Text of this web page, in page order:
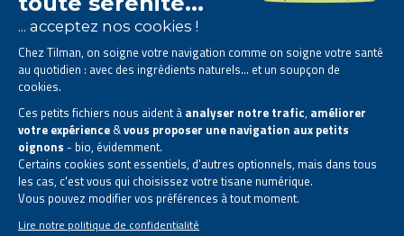
planten
Producten ontworpen om uw dagelijks leven te
verbeteren.
Alle rechten voorbehouden. © 2026 Tilman
Privacyverklaring
Algemene informatie Bedrijfscontactgegevens |
Deze site is gecreëerd en wordt beheerd in overeenstemming met de Belgische
wetgeving.